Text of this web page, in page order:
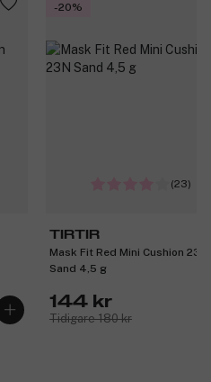
-20%
(23)
TIRTIR
Mask Fit Red Mini Cushion 23N
Sand 4,5 g
144 kr
Tidigare 180 kr